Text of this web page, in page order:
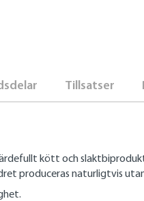
Tillsatser
kött och
produceras naturligtvis